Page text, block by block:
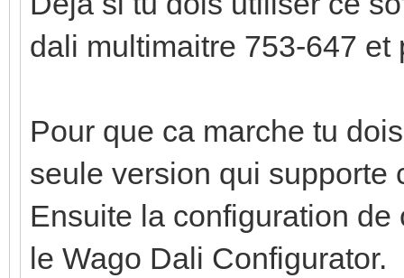
dali multimaitre 753-647
Pour que ca marche tu
seule version qui supporte
Ensuite la configuration
le Wago Dali Configurator.